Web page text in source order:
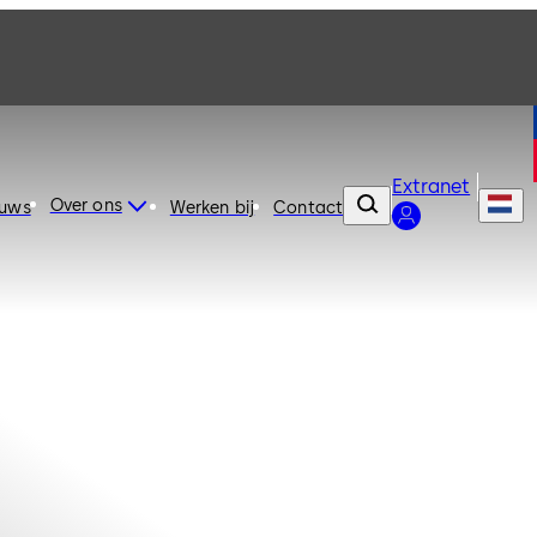
Over ons Werken bij Contact
Extranet